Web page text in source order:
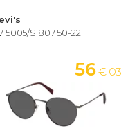
5005/S 807 50-22
56 € 03